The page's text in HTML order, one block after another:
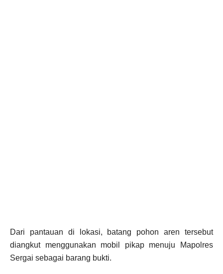
Dari pantauan di lokasi, batang pohon aren tersebut
diangkut menggunakan mobil pikap menuju Mapolres
Sergai sebagai barang bukti.